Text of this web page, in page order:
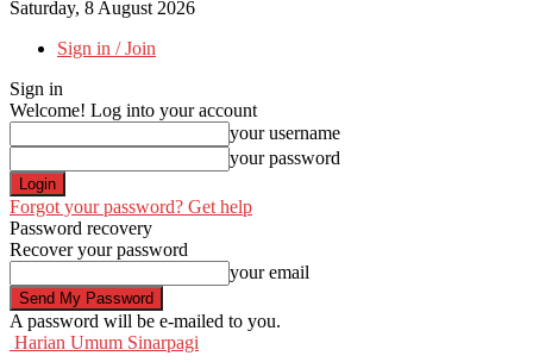
Saturday, 8 August 2026
Sign in / Join
Sign in
Welcome! Log into your account
your username
your password
Forgot your password? Get help
Password recovery
Recover your password
your email
A password will be e-mailed to you.
Harian Umum Sinarpagi